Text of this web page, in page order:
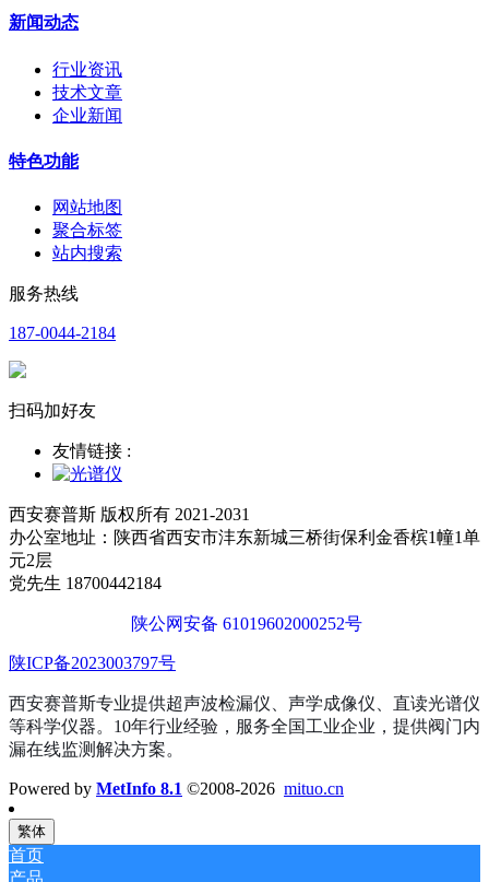
新闻动态
行业资讯
技术文章
企业新闻
特色功能
网站地图
聚合标签
站内搜索
服务热线
187-0044-2184
扫码加好友
友情链接 :
西安赛普斯 版权所有 2021-2031
办公室地址：陕西省西安市沣东新城三桥街保利金香槟1幢1单
元2层
党先生 18700442184
陕公网安备 61019602000252号
陕ICP备2023003797号
西安赛普斯专业提供超声波检漏仪、声学成像仪、直读光谱仪
等科学仪器。10年行业经验，服务全国工业企业，提供阀门内
漏在线监测解决方案。
Powered by MetInfo 8.1 ©2008-2026 mituo.cn
繁体
首页